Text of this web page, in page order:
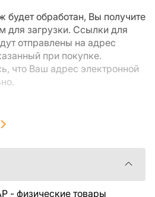
будет обработан, Вы получите
для загрузки. Ссылки для
отправлены на адрес
при покупке.
что Ваш адрес электронной
или обмену после их
товара и задать все
перед покупкой. Если у
напрямую.
физические товары